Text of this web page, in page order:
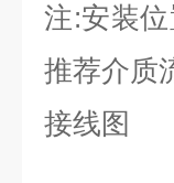
注:安装
推荐介质
接线图